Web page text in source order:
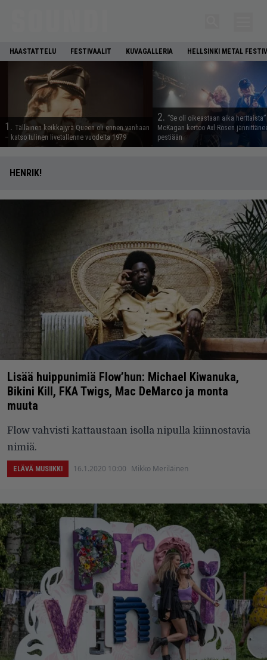
HAASTATTELU FESTIVAALIT KUVAGALLERIA HELLSINKI METAL
1. Tällainen keikkajyrä Queen oli ennen vanhaan
– katso tulinen livetallenne vuodelta 1979
2. ”Se oli oikeastaan aika
McKagan kertoo Axl Rosen
pestiään
HENRIK!
Lisää huippunimiä Flow’hun: Michael Kiwanuka,
Bikini Kill, FKA Twigs, Mac DeMarco ja monta
muuta
Flow vahvisti kattaustaan isolla nipulla kiinnostavia
nimiä.
ELÄVÄ MUSIIKKI 16.1.2020 10:00 Mikko Meriläinen